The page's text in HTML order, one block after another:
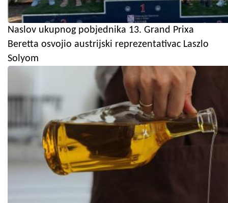
Naslov ukupnog pobjednika 13. Grand Prixa
Beretta osvojio austrijski reprezentativac Laszlo
Solyom